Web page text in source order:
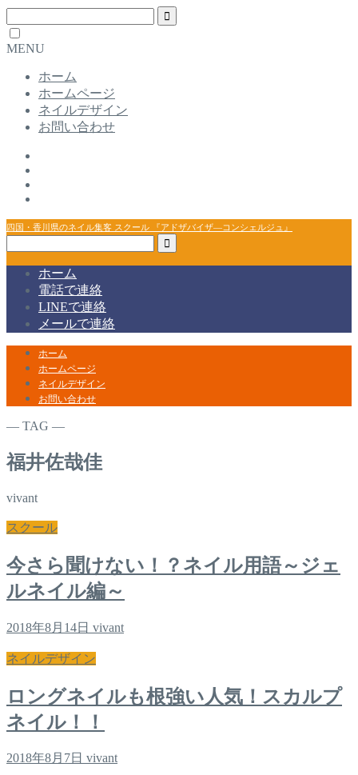
MENU
ホーム
ホームページ
ネイルデザイン
お問い合わせ
四国・香川県のネイル集客 スクール 『アドザバイザ―コンシェルジュ』
ホーム
電話で連絡
LINEで連絡
メールで連絡
ホーム
ホームページ
ネイルデザイン
お問い合わせ
― TAG ―
福井佐哉佳
vivant
スクール
今さら聞けない！？ネイル用語～ジェ
ルネイル編～
2018年8月14日 vivant
ネイルデザイン
ロングネイルも根強い人気！スカルプ
ネイル！！
2018年8月7日 vivant